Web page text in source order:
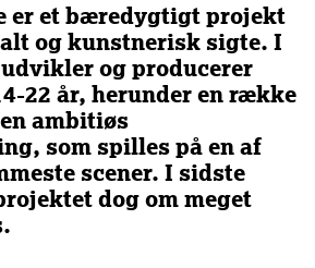
er et bæredygtigt projekt
og kunstnerisk sigte. I
og producerer
22 år, herunder en række
ambitiøs
som spilles på en af
scener. I sidste
dog om meget